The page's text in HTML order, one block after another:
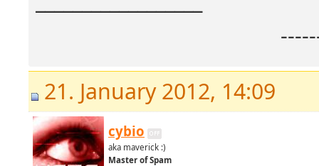
21. January 2012, 14:09
cybio
aka maverick :)
Master of Spam